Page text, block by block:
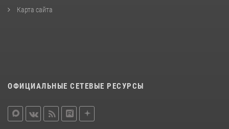
Карта сайта
ОФИЦИАЛЬНЫЕ СЕТЕВЫЕ РЕСУРСЫ